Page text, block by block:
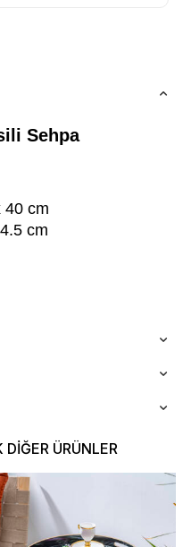
Sehpa
40 cm
cm
ÜRÜNLER